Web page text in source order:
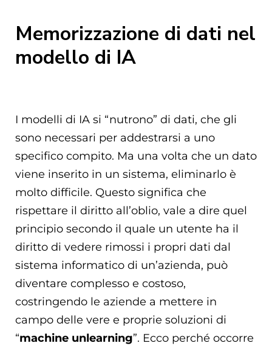
Memorizzazione di dati nel
modello di IA
I modelli di IA si “nutrono” di dati, che gli
sono necessari per addestrarsi a uno
specifico compito. Ma una volta che un dato
viene inserito in un sistema, eliminarlo è
molto difficile. Questo significa che
rispettare il diritto all’oblio, vale a dire quel
principio secondo il quale un utente ha il
diritto di vedere rimossi i propri dati dal
sistema informatico di un’azienda, può
diventare complesso e costoso,
costringendo le aziende a mettere in
campo delle vere e proprie soluzioni di
“machine unlearning”. Ecco perché occorre